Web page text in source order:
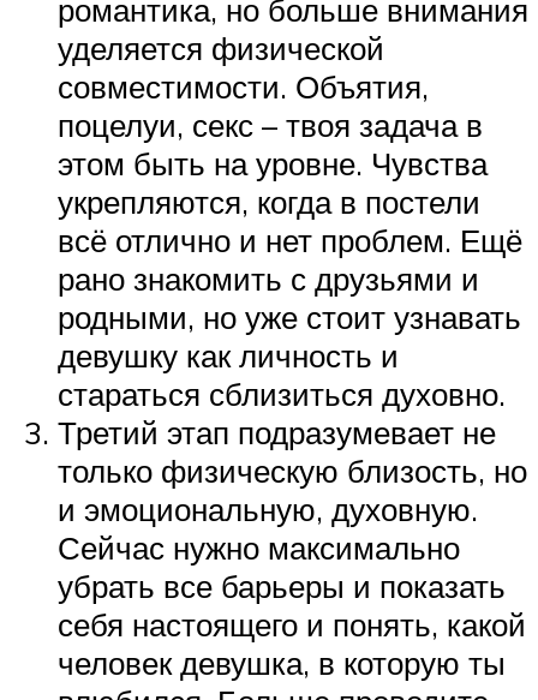
романтика, но больше внимания
уделяется физической
совместимости. Объятия,
поцелуи, секс – твоя задача в
этом быть на уровне. Чувства
укрепляются, когда в постели
всё отлично и нет проблем. Ещё
рано знакомить с друзьями и
родными, но уже стоит узнавать
девушку как личность и
стараться сблизиться духовно.
Третий этап подразумевает не
только физическую близость, но
и эмоциональную, духовную.
Сейчас нужно максимально
убрать все барьеры и показать
себя настоящего и понять, какой
человек девушка, в которую ты